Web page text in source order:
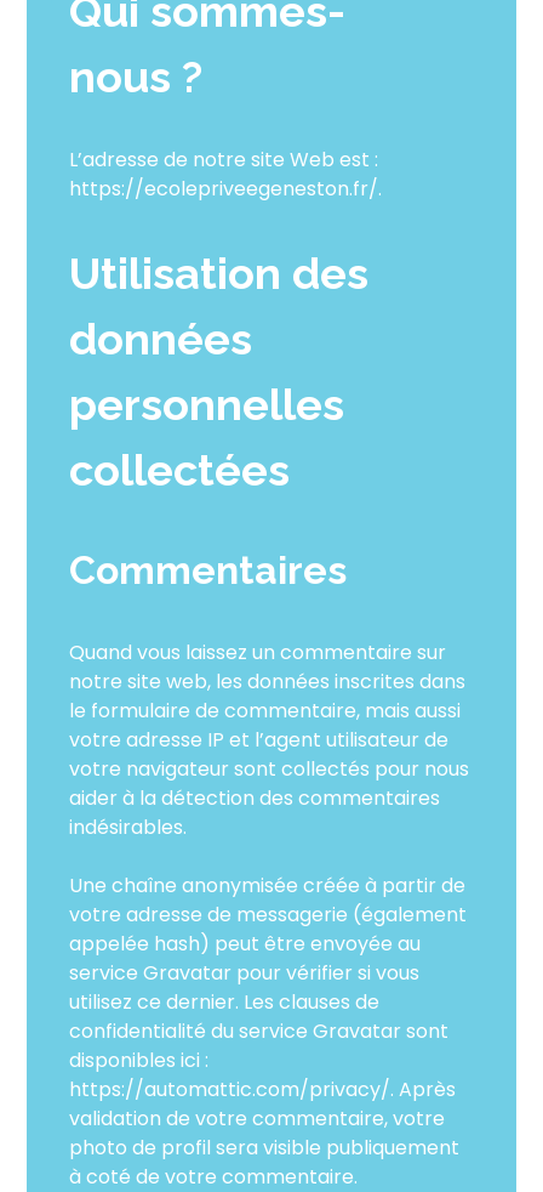
Qui sommes-
nous ?
L’adresse de notre site Web est :
https://ecolepriveegeneston.fr/.
Utilisation des
données
personnelles
collectées
Commentaires
Quand vous laissez un commentaire sur
notre site web, les données inscrites dans
le formulaire de commentaire, mais aussi
votre adresse IP et l’agent utilisateur de
votre navigateur sont collectés pour nous
aider à la détection des commentaires
indésirables.
Une chaîne anonymisée créée à partir de
votre adresse de messagerie (également
appelée hash) peut être envoyée au
service Gravatar pour vérifier si vous
utilisez ce dernier. Les clauses de
confidentialité du service Gravatar sont
disponibles ici :
https://automattic.com/privacy/. Après
validation de votre commentaire, votre
photo de profil sera visible publiquement
à coté de votre commentaire.